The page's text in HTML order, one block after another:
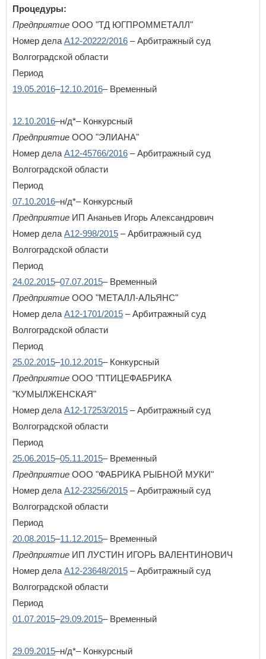
Москва
Мурманская область
Н
Нижегородская область
Новгородская область
Омская область
Оренбургская область
Орловская область
Пензенская область
Пермский край
Приморский край
Р
Республика Адыгея
Республика Алтай
Республика Бурятия
Республика Дагестан
Республика Ингушетия
Республика Карелия
Республика Коми
Республика Крым
Республика Мордовия
Республика Саха (Якутия)
Республика Татарстан
Республика Тыва
Республика Хакасия
Ростовская область
Рязанская область
С
Самарская область
Санкт-Петербург
Саратовская область
Свердловская область
Севастополь
Смоленская область
Тамбовская область
Процедуры:
Предприятие ООО "ТД ЮГПРОММЕТАЛЛ"
Номер дела А12-20222/2016 – Арбитражный суд
Волгоградской области
Период
19.05.2016–12.10.2016– Временный
12.10.2016–н/д*– Конкурсный
Предприятие ООО "ЭЛИАНА"
Номер дела А12-45766/2016 – Арбитражный суд
Волгоградской области
Период
07.10.2016–н/д*– Конкурсный
Предприятие ИП Ананьев Игорь Александрович
Номер дела А12-998/2015 – Арбитражный суд
Волгоградской области
Период
24.02.2015–07.07.2015– Временный
Предприятие ООО "МЕТАЛЛ-АЛЬЯНС"
Номер дела А12-1701/2015 – Арбитражный суд
Волгоградской области
Период
25.02.2015–10.12.2015– Конкурсный
Предприятие ООО "ПТИЦЕФАБРИКА
"КУМЫЛЖЕНСКАЯ"
Номер дела А12-17253/2015 – Арбитражный суд
Волгоградской области
Период
25.06.2015–05.11.2015– Временный
Предприятие ООО "ФАБРИКА РЫБНОЙ МУКИ"
Номер дела А12-23256/2015 – Арбитражный суд
Волгоградской области
Период
20.08.2015–11.12.2015– Временный
Предприятие ИП ЛУСТИН ИГОРЬ ВАЛЕНТИНОВИЧ
Номер дела А12-23648/2015 – Арбитражный суд
Волгоградской области
Период
01.07.2015–29.09.2015– Временный
29.09.2015–н/д*– Конкурсный
Заголовок модального окна
Пароль:
Если вы АУ, тозарегистрируйтесь, если не можете войти, то
восстановите параль либо отправьте заявку на